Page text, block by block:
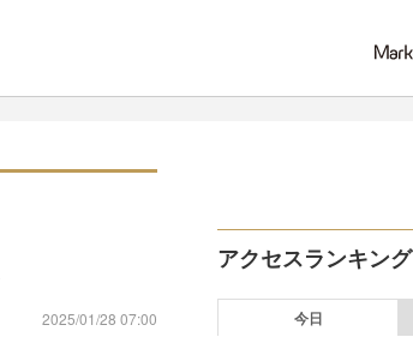
2025/01/28 07:00
アクセスランキング
今日